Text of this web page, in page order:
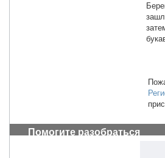
Помогите разобраться